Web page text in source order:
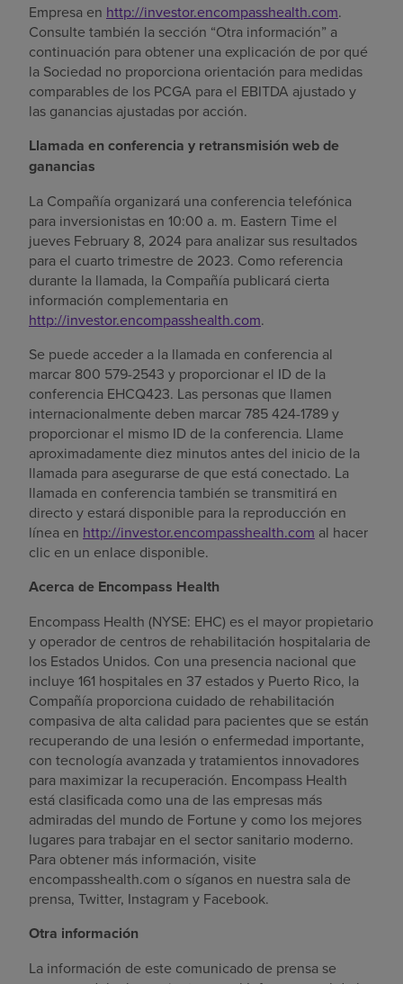
Empresa en http://investor.encompasshealth.com.
Consulte también la sección “Otra información” a
continuación para obtener una explicación de por qué
la Sociedad no proporciona orientación para medidas
comparables de los PCGA para el EBITDA ajustado y
las ganancias ajustadas por acción.
Llamada en conferencia y retransmisión web de
ganancias
La Compañía organizará una conferencia telefónica
para inversionistas en 10:00 a. m. Eastern Time el
jueves February 8, 2024 para analizar sus resultados
para el cuarto trimestre de 2023. Como referencia
durante la llamada, la Compañía publicará cierta
información complementaria en
http://investor.encompasshealth.com.
Se puede acceder a la llamada en conferencia al
marcar 800 579-2543 y proporcionar el ID de la
conferencia EHCQ423. Las personas que llamen
internacionalmente deben marcar 785 424-1789 y
proporcionar el mismo ID de la conferencia. Llame
aproximadamente diez minutos antes del inicio de la
llamada para asegurarse de que está conectado. La
llamada en conferencia también se transmitirá en
directo y estará disponible para la reproducción en
línea en http://investor.encompasshealth.com al hacer
clic en un enlace disponible.
Acerca de Encompass Health
Encompass Health (NYSE: EHC) es el mayor propietario
y operador de centros de rehabilitación hospitalaria de
los Estados Unidos. Con una presencia nacional que
incluye 161 hospitales en 37 estados y Puerto Rico, la
Compañía proporciona cuidado de rehabilitación
compasiva de alta calidad para pacientes que se están
recuperando de una lesión o enfermedad importante,
con tecnología avanzada y tratamientos innovadores
para maximizar la recuperación. Encompass Health
está clasificada como una de las empresas más
admiradas del mundo de Fortune y como los mejores
lugares para trabajar en el sector sanitario moderno.
Para obtener más información, visite
encompasshealth.com o síganos en nuestra sala de
prensa, Twitter, Instagram y Facebook.
Otra información
La información de este comunicado de prensa se